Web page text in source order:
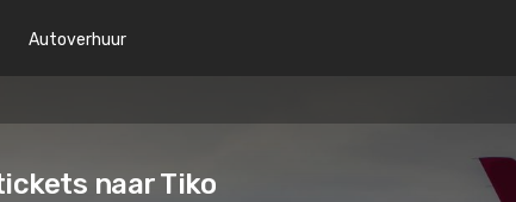
Autoverhuur
naar Tiko